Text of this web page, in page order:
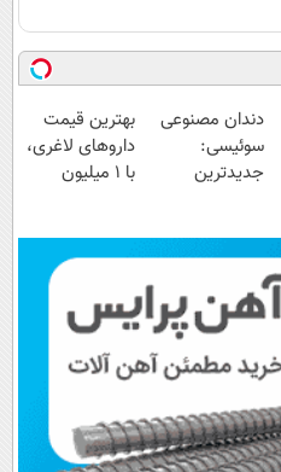
دندان مصنوعی
سوئیسی:
جدیدترین
پرداخت قسطی
بهترین قیمت
داروهای لاغری،
با ۱ میلیون